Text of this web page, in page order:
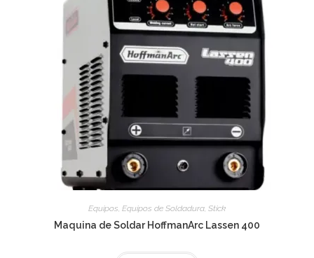
Equipos, Equipos de Soldadura, Stick
Maquina de Soldar HoffmanArc Lassen 400